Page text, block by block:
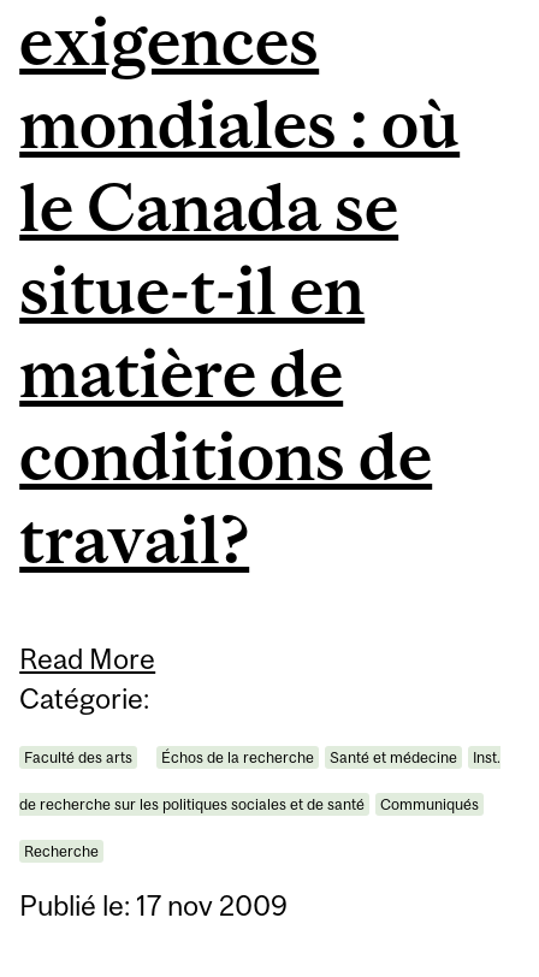
exigences
mondiales : où
le Canada se
situe-t-il en
matière de
conditions de
travail?
Read More
Catégorie:
Faculté des arts Échos de la recherche Santé et médecine Inst.
de recherche sur les politiques sociales et de santé Communiqués
Recherche
Publié le: 17 nov 2009